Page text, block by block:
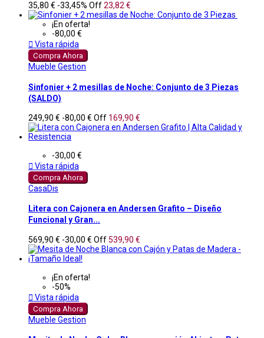
35,80 € -33,45% Off23,82 €
¡En oferta!
-80,00 €
 Vista rápida
Compra Ahora
Mueble Gestion
Sinfonier + 2 mesillas de Noche: Conjunto de 3 Piezas
(SALDO)
249,90 € -80,00 € Off 169,90 €
-30,00 €
 Vista rápida
Compra Ahora
CasaDis
Litera con Cajonera en Andersen Grafito – Diseño
Funcional y Gran...
569,90 € -30,00 € Off539,90 €
¡En oferta!
-50%
 Vista rápida
Compra Ahora
Mueble Gestion